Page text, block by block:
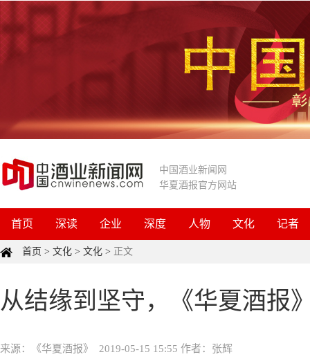
中国酒业新闻网
华夏酒报官方网站
首页 深读 企业 深度 人物 文化 记者
首页 > 文化 > 文化 > 正文
从结缘到坚守，《华夏酒报
来源：《华夏酒报》 2019-05-15 15:55 作者：张辉